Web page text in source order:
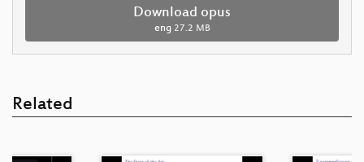
Download opus
eng 27.2 MB
Related